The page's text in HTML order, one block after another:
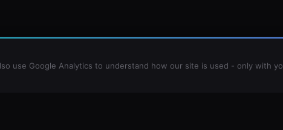
use Google Analytics to understand how our site is used - only with